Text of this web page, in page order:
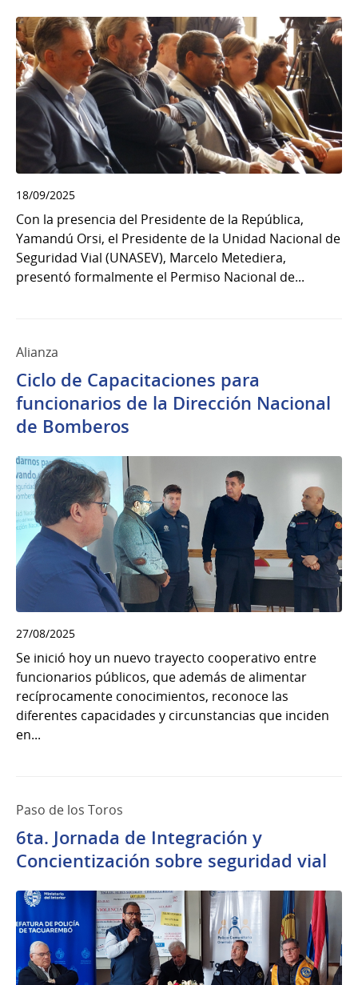
18/09/2025
Con la presencia del Presidente de la República,
Yamandú Orsi, el Presidente de la Unidad Nacional de
Seguridad Vial (UNASEV), Marcelo Metediera,
presentó formalmente el Permiso Nacional de...
Alianza
Ciclo de Capacitaciones para
funcionarios de la Dirección Nacional
de Bomberos
27/08/2025
Se inició hoy un nuevo trayecto cooperativo entre
funcionarios públicos, que además de alimentar
recíprocamente conocimientos, reconoce las
diferentes capacidades y circunstancias que inciden
en...
Paso de los Toros
6ta. Jornada de Integración y
Concientización sobre seguridad vial